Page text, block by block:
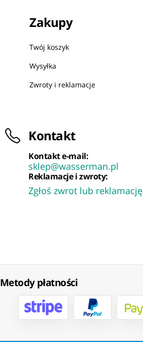
Zakupy
Twój koszyk
Wysyłka
Zwroty i reklamacje
Kontakt
Kontakt e-mail:
sklep@wasserman.pl
Reklamacje i zwroty:
Zgłoś zwrot lub reklamację
Metody płatności